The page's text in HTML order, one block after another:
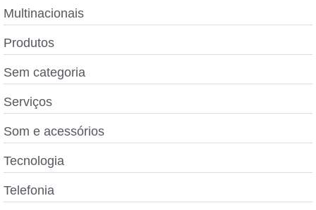
Multinacionais
Produtos
Sem categoria
Serviços
Som e acessórios
Tecnologia
Telefonia